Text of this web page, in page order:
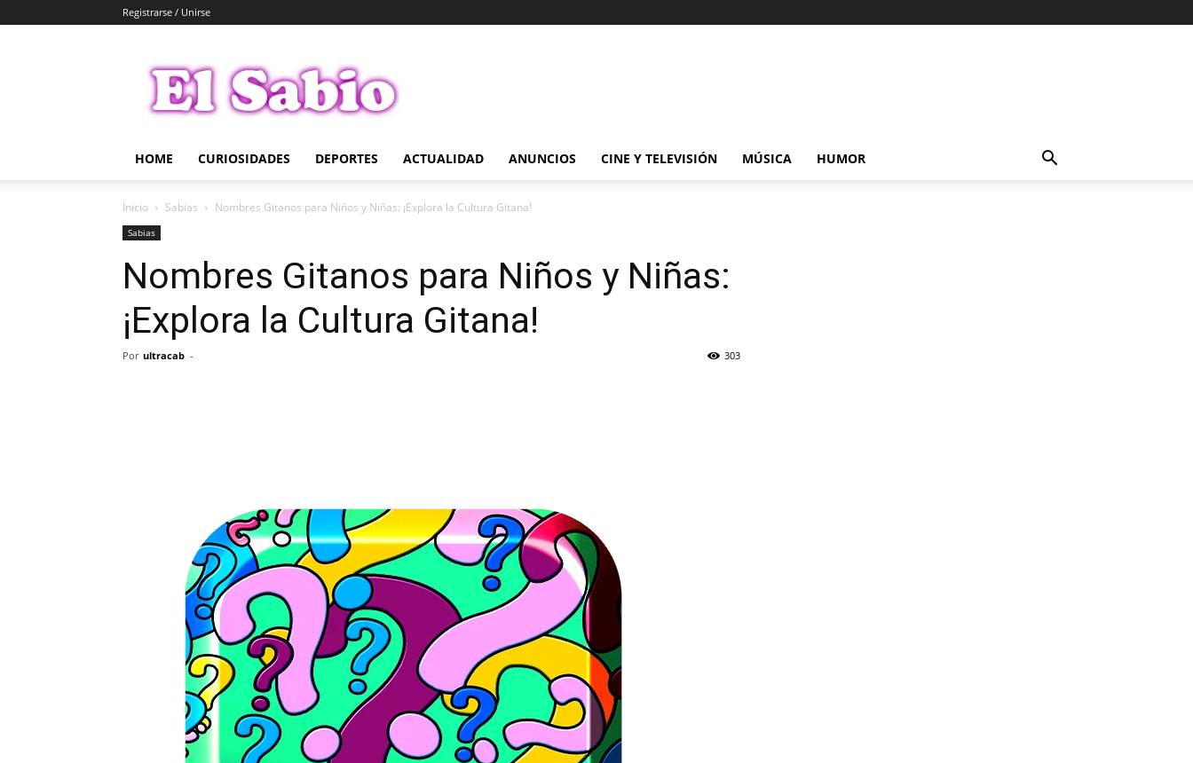
Registrarse / Unirse
Sabio
HOME CURIOSIDADES DEPORTES ACTUALIDAD ANUNCIOS CINE Y TELEVISIÓN MÚSICA HUMOR
Inicio Sabias Nombres Gitanos para Niños y Niñas: ¡Explora la Cultura Gitana!
Sabias
Nombres Gitanos para Niños y Niñas:
¡Explora la Cultura Gitana!
Por ultracab - 303